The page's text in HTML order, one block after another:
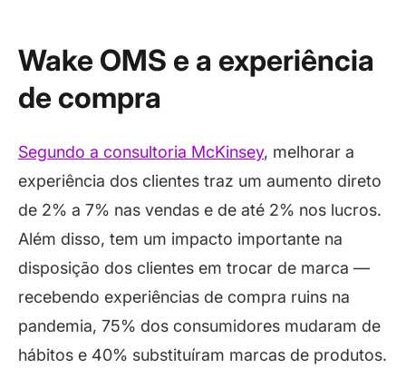
Wake OMS e a experiência
de compra
Segundo a consultoria McKinsey, melhorar a
experiência dos clientes traz um aumento direto
de 2% a 7% nas vendas e de até 2% nos lucros.
Além disso, tem um impacto importante na
disposição dos clientes em trocar de marca —
recebendo experiências de compra ruins na
pandemia, 75% dos consumidores mudaram de
hábitos e 40% substituíram marcas de produtos.